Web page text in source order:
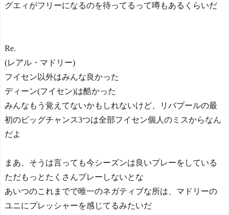
グエィがフリーになるのを待ってるって噂もあるくらいだ
Re.
(レアル・マドリー)
フイセン以外はみんな良かった
ディーン(フイセン)は酷かった
みんなもう覚えてないかもしれないけど、リバプールの最
初のビッグチャンス3つは全部フイセン個人のミスからなん
だよ
まあ、そうは言っても今シーズンは良いプレーをしている
ただもっとたくさんプレーしないとな
あいつのこれまでで唯一のネガティブな所は、マドリーの
ユニにプレッシャーを感じてるみたいだ